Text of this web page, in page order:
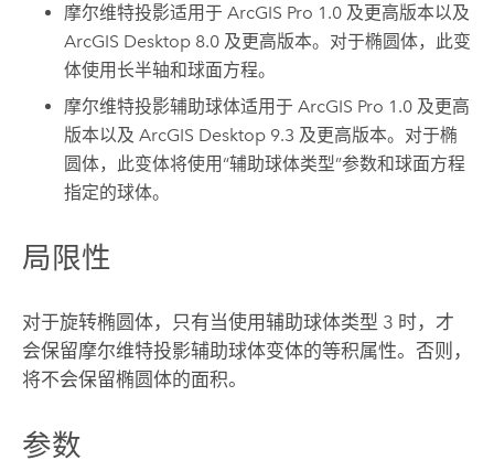
摩尔维特投影适用于ArcGIS Pro 1.0 及更高版本以及
ArcGIS Desktop 8.0 及更高版本。对于椭圆体，此变
体使用长半轴和球面方程。
摩尔维特投影辅助球体适用于ArcGIS Pro 1.0 及更高
版本以及ArcGIS Desktop 9.3 及更高版本。对于椭
圆体，此变体将使用“辅助球体类型”参数和球面方程
指定的球体。
局限性
对于旋转椭圆体，只有当使用辅助球体类型 3 时，才
会保留摩尔维特投影辅助球体变体的等积属性。否则，
将不会保留椭圆体的面积。
参数